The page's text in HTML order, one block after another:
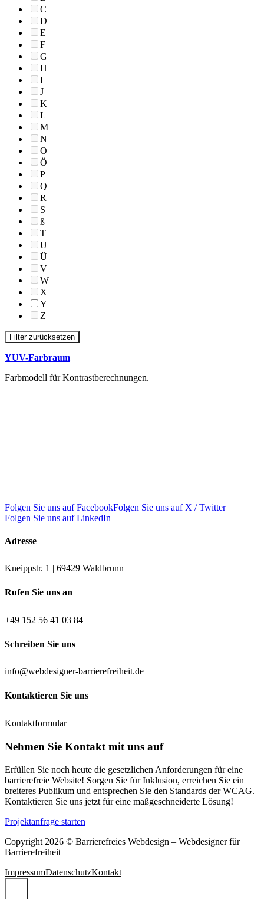
C
D
E
F
G
H
I
J
K
L
M
N
O
Ö
P
Q
R
S
ß
T
U
Ü
V
W
X
Y
Z
Filter zurücksetzen
YUV-Farbraum
Farbmodell für Kontrastberechnungen.
Folgen Sie uns auf FacebookFolgen Sie uns auf X / Twitter
Folgen Sie uns auf LinkedIn
Adresse
Kneippstr. 1 | 69429 Waldbrunn
Rufen Sie uns an
+49 152 56 41 03 84
Schreiben Sie uns
info@webdesigner-barrierefreiheit.de
Kontaktieren Sie uns
Kontaktformular
Nehmen Sie Kontakt mit uns auf
Erfüllen Sie noch heute die gesetzlichen Anforderungen für eine
barrierefreie Website! Sorgen Sie für Inklusion, erreichen Sie ein
breiteres Publikum und entsprechen Sie den Standards der WCAG.
Kontaktieren Sie uns jetzt für eine maßgeschneiderte Lösung!
Projektanfrage starten
Copyright 2026 © Barrierefreies Webdesign – Webdesigner für
Barrierefreiheit
ImpressumDatenschutzKontakt